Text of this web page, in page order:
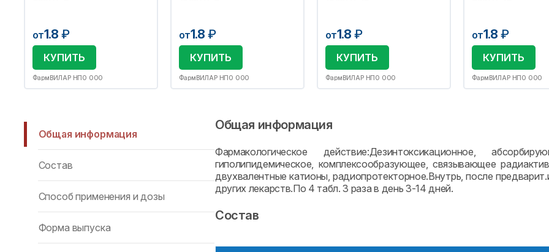
от1.8 ₽
КУПИТЬ
ФармВИЛАР НПО ООО
от1.8 ₽
КУПИТЬ
ФармВИЛАР НПО ООО
от1.8 ₽
КУПИТЬ
ФармВИЛАР НПО ООО
от1.8 ₽
КУПИТЬ
ФармВИЛАР НПО ООО
Общая информация
Состав
Способ применения и дозы
Форма выпуска
Общая информация
Фармакологическое действие:Дезинтоксикационное,
гиполипидемическое, комплексообразующее, связывающее
двухвалентные катионы, радиопротекторное.Внутрь, после
других лекарств.По 4 табл. 3 раза в день 3-14 дней.
Состав